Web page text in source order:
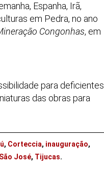
Espanha, Irã,
em Pedra, no ano
Congonhas, em
para deficientes
das obras para
, Corteccia, inauguração,
São José, Tijucas.